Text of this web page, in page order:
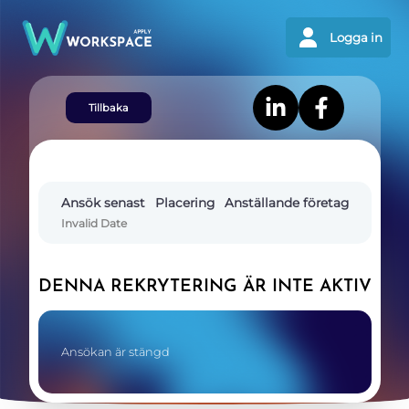
Logga in
Tillbaka
Ansök senast
Invalid Date
Placering Anställande företag
DENNA REKRYTERING ÄR INTE AKTIV
Ansökan är stängd